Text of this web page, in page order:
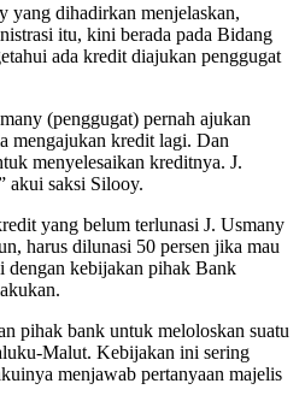
yang dihadirkan menjelaskan,
itu, kini berada pada Bidang
ada kredit diajukan penggugat
(penggugat) pernah ajukan
mengajukan kredit lagi. Dan
menyelesaikan kreditnya. J.
akui saksi Silooy.
yang belum terlunasi J. Usmany
harus dilunasi 50 persen jika mau
dengan kebijakan pihak Bank
pihak bank untuk meloloskan suatu
Malut. Kebijakan ini sering
menjawab pertanyaan majelis